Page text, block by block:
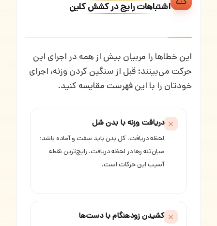
اشتباهات رایج در کشش کلین
این خطاها را مربیان بیش از همه در اجرای این
حرکت می‌بینند؛ قبل از سنگین کردن وزنه، اجرای
خودتان را با این فهرست مقایسه کنید.
دریافت وزنه با بدن شل
لحظه دریافت، کل بدن باید سفت و آماده باشد؛
میان‌تنه رها در لحظه دریافت، رایج‌ترین نقطه
آسیب این حرکات است.
کشیدن زودهنگام با دست‌ها